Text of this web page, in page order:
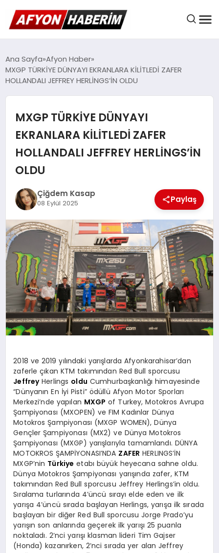
AFYON HABER
GÜNDEM
BELEDIYELER
EKONOMI
DÜNYA
SPOR
MAGAZIN
SAĞLIK
Ana Sayfa Afyon Haber
MXGP TÜRKİYE DÜNYAYI EKRANLARA KİLİTLEDİ ZAFER
HOLLANDALI JEFFREY HERLİNGS’İN OLDU
MXGP TÜRKİYE DÜNYAYI
EKRANLARA KİLİTLEDİ ZAFER
HOLLANDALI JEFFREY HERLİNGS’İN
OLDU
Çiğdem Kasap
08 Eylül 2025 Paylaş
2018 ve 2019 yılındaki yarışlarda Afyonkarahisar’dan
zaferle çıkan KTM takımından Red Bull sporcusu
JeffreyHerlings oldu Cumhurbaşkanlığı himayesinde
“Dünyanın En İyi Pisti” ödüllü Afyon Motor Sporları
Merkezi’nde yapılan MXGP of Turkey, Motokros Avrupa
Şampiyonası (MXOPEN) ve FIM Kadınlar Dünya
Motokros Şampiyonası (MXGP WOMEN), Dünya
Gençler Şampiyonası (MX2) ve Dünya Motokros
Şampiyonası (MXGP) yarışlarıyla tamamlandı. DÜNYA
MOTOKROS ŞAMPİYONASI’NDA ZAFER HERLINGS’İN
MXGP’nin Türkiye etabı büyük heyecana sahne oldu.
Dünya Motokros Şampiyonası yarışında zafer, KTM
takımından Red Bull sporcusu Jeffrey Herlings’in oldu.
Sıralama turlarında 4’üncü sırayı elde eden ve ilk
yarışa 4’üncü sırada başlayan Herlings, yarışa ilk sırada
başlayan bir diğer Red Bull sporcusu Jorge Prado’yu
yarışın son anlarında geçerek ilk yarışı 25 puanla
noktaladı. 2’nci yarışı klasman lideri Tim Gajser
(Honda) kazanırken, 2’nci sırada yer alan Jeffrey